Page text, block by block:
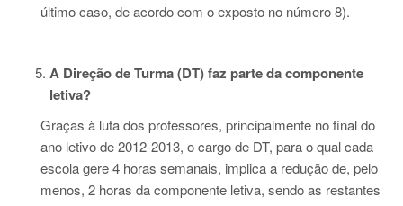
último caso, de acordo com o exposto no número 8).
A Direção de Turma (DT) faz parte da componente
letiva?
Graças à luta dos professores, principalmente no final do
ano letivo de 2012-2013, o cargo de DT, para o qual cada
escola gere 4 horas semanais, implica a redução de, pelo
menos, 2 horas da componente letiva, sendo as restantes